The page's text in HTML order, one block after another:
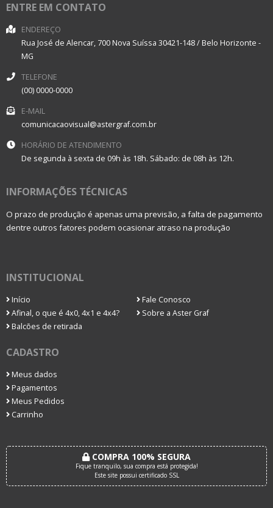
ENTRE EM CONTATO
ENDEREÇO
Rua José de Alencar, 700Nova Suíssa 30421-148/Belo Horizonte -
MG
TELEFONE
(00) 0000-0000
E-MAIL
comunicacaovisual@astergraf.com.br
HORÁRIO DE ATENDIMENTO
De segunda à sexta de 09h às 18h. Sábado: de 08h às 12h.
INFORMAÇÕES TÉCNICAS
O prazo de produção é apenas uma previsão, a falta de pagamento
dentre outros fatores podem ocasionar atraso na produção
INSTITUCIONAL
Início
Fale Conosco
Afinal, o que é 4x0, 4x1 e 4x4?
Sobre a Aster Graf
Balcões de retirada
CADASTRO
Meus dados
Pagamentos
Meus Pedidos
Carrinho
COMPRA 100% SEGURA
Fique tranquilo, sua compra está protegida!
Este site possui certificado SSL